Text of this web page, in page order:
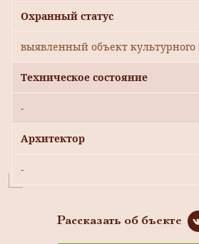
Охранный статус
выявленный объект культурного
Техническое состояние
-
Архитектор
-
Рассказать об бъекте